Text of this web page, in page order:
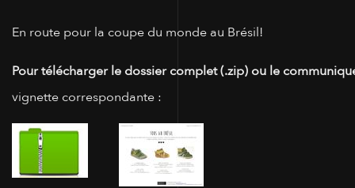
En route pour la coupe du monde au Brésil!
Pour télécharger le dossier complet (.zip) ou le
vignette correspondante :